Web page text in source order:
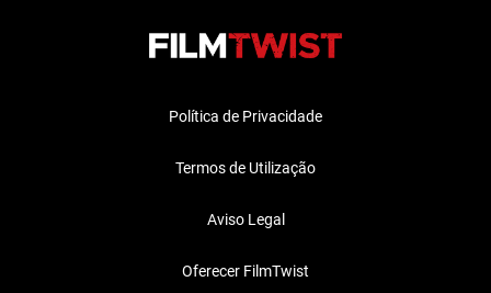
Política de Privacidade
Termos de Utilização
Aviso Legal
Oferecer FilmTwist